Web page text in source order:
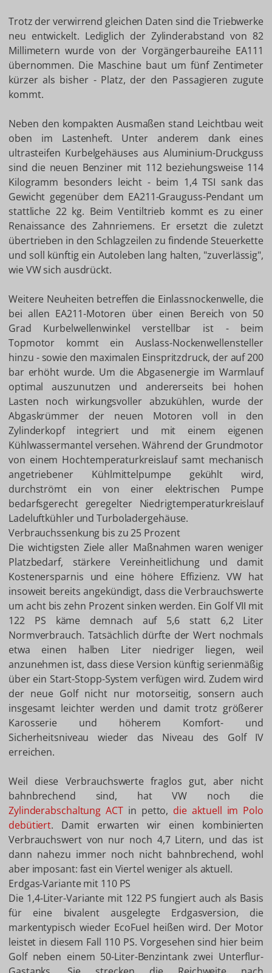
Trotz der verwirrend gleichen Daten sind die Triebwerke
neu entwickelt. Lediglich der Zylinderabstand von 82
Millimetern wurde von der Vorgängerbaureihe EA111
übernommen. Die Maschine baut um fünf Zentimeter
kürzer als bisher - Platz, der den Passagieren zugute
kommt.
Neben den kompakten Ausmaßen stand Leichtbau weit
oben im Lastenheft. Unter anderem dank eines
ultrasteifen Kurbelgehäuses aus Aluminium-Druckguss
sind die neuen Benziner mit 112 beziehungsweise 114
Kilogramm besonders leicht - beim 1,4 TSI sank das
Gewicht gegenüber dem EA211-Grauguss-Pendant um
stattliche 22 kg. Beim Ventiltrieb kommt es zu einer
Renaissance des Zahnriemens. Er ersetzt die zuletzt
übertrieben in den Schlagzeilen zu findende Steuerkette
und soll künftig ein Autoleben lang halten, "zuverlässig",
wie VW sich ausdrückt.
Weitere Neuheiten betreffen die Einlassnockenwelle, die
bei allen EA211-Motoren über einen Bereich von 50
Grad Kurbelwellenwinkel verstellbar ist - beim
Topmotor kommt ein Auslass-Nockenwellensteller
hinzu - sowie den maximalen Einspritzdruck, der auf 200
bar erhöht wurde. Um die Abgasenergie im Warmlauf
optimal auszunutzen und andererseits bei hohen
Lasten noch wirkungsvoller abzukühlen, wurde der
Abgaskrümmer der neuen Motoren voll in den
Zylinderkopf integriert und mit einem eigenen
Kühlwassermantel versehen. Während der Grundmotor
von einem Hochtemperaturkreislauf samt mechanisch
angetriebener Kühlmittelpumpe gekühlt wird,
durchströmt ein von einer elektrischen Pumpe
bedarfsgerecht geregelter Niedrigtemperaturkreislauf
Ladeluftkühler und Turboladergehäuse.
Verbrauchssenkung bis zu 25 Prozent
Die wichtigsten Ziele aller Maßnahmen waren weniger
Platzbedarf, stärkere Vereinheitlichung und damit
Kostenersparnis und eine höhere Effizienz. VW hat
insoweit bereits angekündigt, dass die Verbrauchswerte
um acht bis zehn Prozent sinken werden. Ein Golf VII mit
122 PS käme demnach auf 5,6 statt 6,2 Liter
Normverbrauch. Tatsächlich dürfte der Wert nochmals
etwa einen halben Liter niedriger liegen, weil
anzunehmen ist, dass diese Version künftig serienmäßig
über ein Start-Stopp-System verfügen wird. Zudem wird
der neue Golf nicht nur motorseitig, sonsern auch
insgesamt leichter werden und damit trotz größerer
Karosserie und höherem Komfort- und
Sicherheitsniveau wieder das Niveau des Golf IV
erreichen.
Weil diese Verbrauchswerte fraglos gut, aber nicht
bahnbrechend sind, hat VW noch die
Zylinderabschaltung ACTin petto, die aktuell im Polo
debütiert. Damit erwarten wir einen kombinierten
Verbrauchswert von nur noch 4,7 Litern, und das ist
dann nahezu immer noch nicht bahnbrechend, wohl
aber imposant: fast ein Viertel weniger als aktuell.
Erdgas-Variante mit 110 PS
Die 1,4-Liter-Variante mit 122 PS fungiert auch als Basis
für eine bivalent ausgelegte Erdgasversion, die
markentypisch wieder EcoFuel heißen wird. Der Motor
leistet in diesem Fall 110 PS. Vorgesehen sind hier beim
Golf neben einem 50-Liter-Benzintank zwei Unterflur-